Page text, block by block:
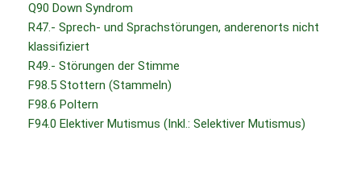
Q90 Down Syndrom
R47.- Sprech- und Sprachstörungen, anderenorts nicht
klassifiziert
R49.- Störungen der Stimme
F98.5 Stottern (Stammeln)
F98.6 Poltern
F94.0 Elektiver Mutismus (Inkl.: Selektiver Mutismus)